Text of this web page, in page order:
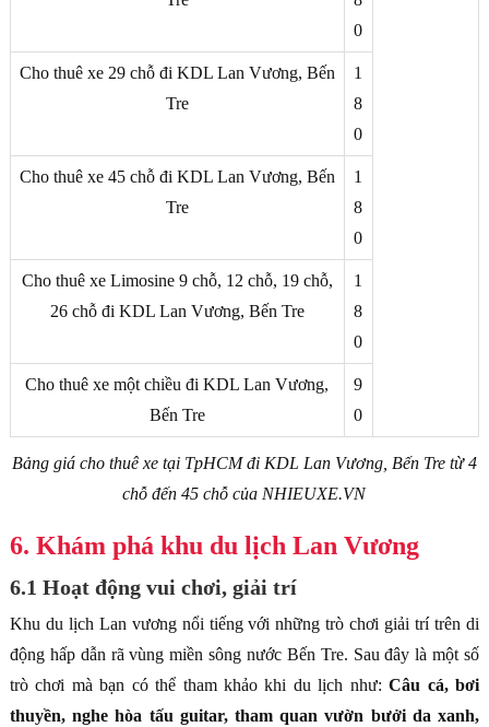
0
Cho thuê xe 29 chỗ đi KDL Lan Vương, Bến
Tre
1
8
0
Cho thuê xe 45 chỗ đi KDL Lan Vương, Bến
Tre
1
8
0
Cho thuê xe Limosine 9 chỗ, 12 chỗ, 19 chỗ,
26 chỗ đi KDL Lan Vương, Bến Tre
1
8
0
Cho thuê xe một chiều đi KDL Lan Vương,
Bến Tre
9
0
Bảng giá cho thuê xe tại TpHCMđi KDL Lan Vương, Bến Tre từ 4
chỗ đến 45 chỗ của NHIEUXE.VN
6. Khám phá khu du lịch Lan Vương
6.1 Hoạt động vui chơi, giải trí
Khu du lịch Lan vương nổi tiếng với những trò chơi giải trí trên di
động hấp dẫn rã vùng miền sông nước Bến Tre. Sau đây là một số
trò chơi mà bạn có thể tham khảo khi du lịch như:Câu cá, bơi
thuyền, nghe hòa tấu guitar, tham quan vườn bưởi da xanh,